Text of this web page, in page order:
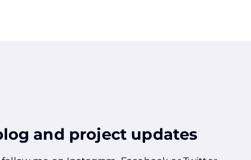
and project updates